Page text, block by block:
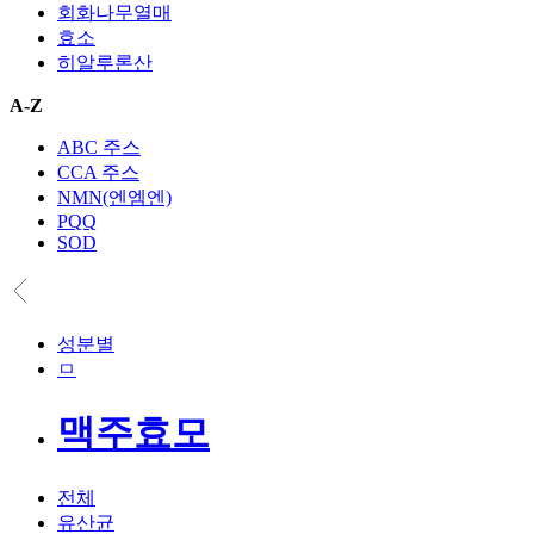
회화나무열매
효소
히알루론산
A-Z
ABC 주스
CCA 주스
NMN(엔엠엔)
PQQ
SOD
성분별
ㅁ
맥주효모
전체
유산균